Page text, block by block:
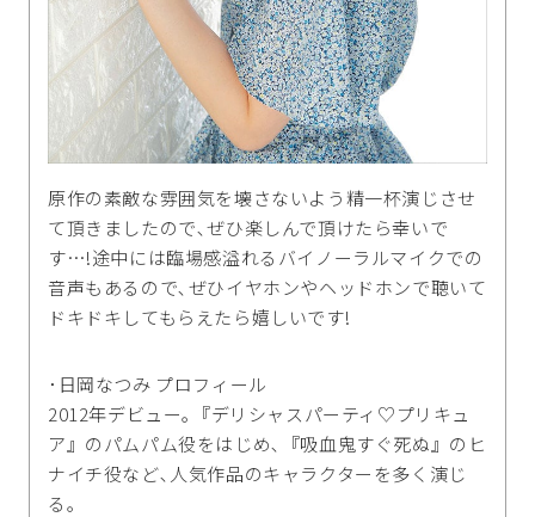
原作の素敵な雰囲気を壊さないよう精一杯演じさせ
て頂きましたので､ぜひ楽しんで頂けたら幸いで
す…!途中には臨場感溢れるバイノーラルマイクでの
音声もあるので､ぜひイヤホンやヘッドホンで聴いて
ドキドキしてもらえたら嬉しいです!
･日岡なつみ プロフィール
2012年デビュー｡『デリシャスパーティ♡プリキュ
ア』のパムパム役をはじめ､『吸血鬼すぐ死ぬ』のヒ
ナイチ役など､人気作品のキャラクターを多く演じ
る｡